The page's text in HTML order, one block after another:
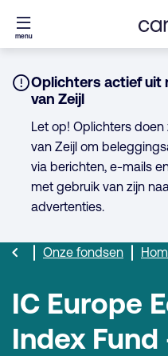
Direct
naar
menu
Notice:
Oplichters actief uit
van Zeijl
Let op! Oplichters doen
van Zeijl om
via berichten, e-mails
met gebruik van zijn
advertenties.
Onze fondsen
IC Europe
Index Fund